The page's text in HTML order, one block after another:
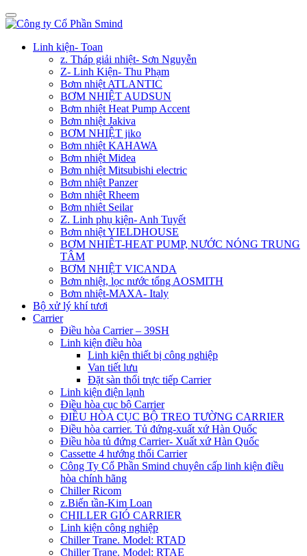
Linh kiện- Toan
z. Tháp giải nhiệt- Sơn Nguyễn
Z- Linh Kiện- Thu Phạm
Bơm nhiệt ATLANTIC
BƠM NHIỆT AUDSUN
Bơm nhiệt Heat Pump Accent
Bơm nhiệt Jakiva
BƠM NHIỆT jiko
Bơm nhiệt KAHAWA
Bơm nhiệt Midea
Bơm nhiệt Mitsubishi electric
Bơm nhiệt Panzer
Bơm nhiệt Rheem
Bơm nhiêt Seilar
Z. Linh phụ kiện- Anh Tuyết
Bơm nhiệt YIELDHOUSE
BƠM NHIÊT-HEAT PUMP, NƯỚC NÓNG TRUNG
TÂM
BƠM NHIỆT VICANDA
Bơm nhiệt, lọc nước tổng AOSMITH
Bơm nhiệt-MAXA- Italy
Bộ xử lý khí tươi
Carrier
Điều hòa Carrier – 39SH
Linh kiện điều hòa
Linh kiện thiết bị công nghiệp
Van tiết lưu
Đặt sàn thổi trực tiếp Carrier
Linh kiện điện lạnh
Điều hòa cục bộ Carrier
ĐIỀU HÒA CỤC BỘ TREO TƯỜNG CARRIER
Điều hòa carrier. Tủ đứng-xuất xứ Hàn Quốc
Điều hòa tủ đứng Carrier- Xuất xứ Hàn Quốc
Cassette 4 hướng thổi Carrier
Công Ty Cổ Phần Smind chuyên cấp linh kiện điều
hòa chính hãng
Chiller Ricom
z.Biến tần-Kim Loan
CHILLER GIÓ CARRIER
Linh kiện công nghiệp
Chiller Trane. Model: RTAD
Chiller Trane. Model: RTAE